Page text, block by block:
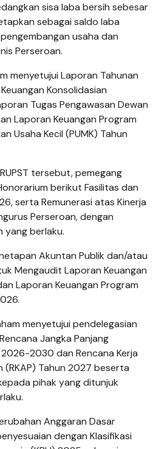
sisa laba bersih sebesar
sebagai saldo laba
usaha dan
Perseroan.
menyetujui Laporan Tahunan
Konsolidasian
Tugas Pengawasan Dewan
Laporan Keuangan Program
Usaha Kecil (PUMK) Tahun
tersebut, pemegang
berikut Fasilitas dan
serta Remunerasi atas Kinerja
Perseroan, dengan
yang berlaku.
Akuntan Publik dan/atau
Mengaudit Laporan Keuangan
Laporan Keuangan Program
menyetujui pendelegasian
Jangka Panjang
2026-2030 dan Rencana Kerja
(RKAP) Tahun 2027 beserta
pihak yang ditunjuk
Anggaran Dasar
dengan Klasifikasi